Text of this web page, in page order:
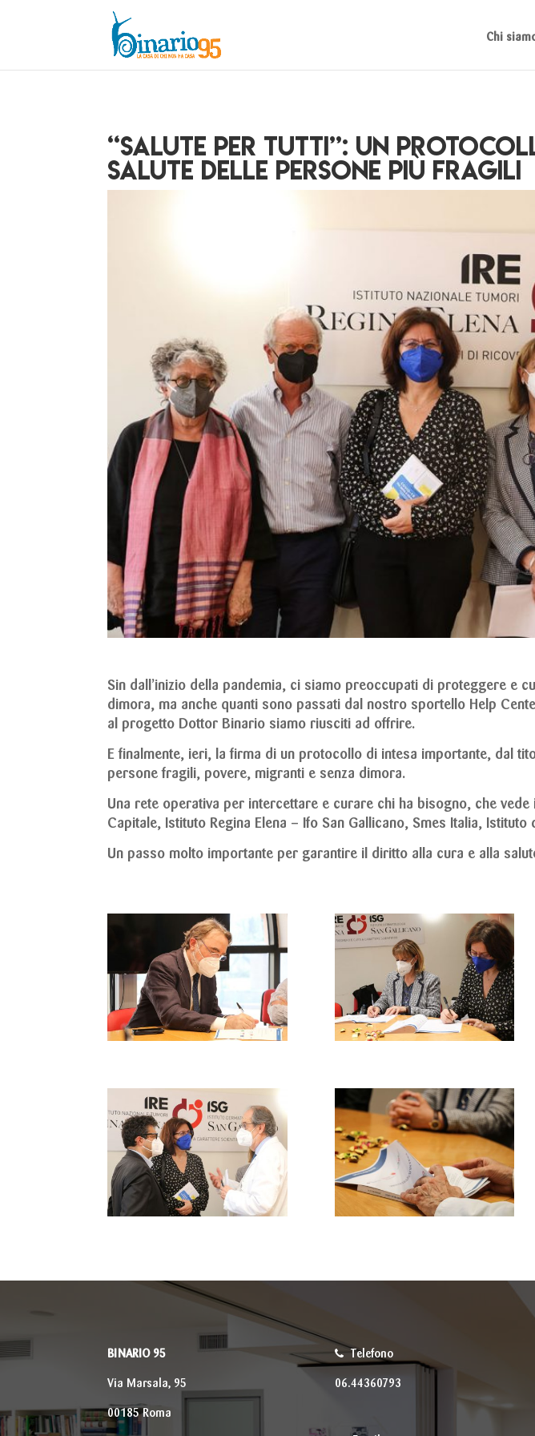
Chi
“Salute per tutti”: un
salute delle persone più fragili
Sin dall’inizio della pandemia, ci siamo preoccupati di proteggere e
dimora, ma anche quanti sono passati dal nostro sportello Help
al progetto Dottor Binario siamo riusciti ad offrire.
E finalmente, ieri, la firma di un protocollo di intesa importante, dal
persone fragili, povere, migranti e senza dimora.
Una rete operativa per intercettare e curare chi ha bisogno, che
Capitale, Istituto Regina Elena – Ifo San Gallicano, Smes Italia,
Un passo molto importante per garantire il diritto alla cura e alla
BINARIO 95
Via Marsala, 95
00185 Roma
Telefono
06.44360793